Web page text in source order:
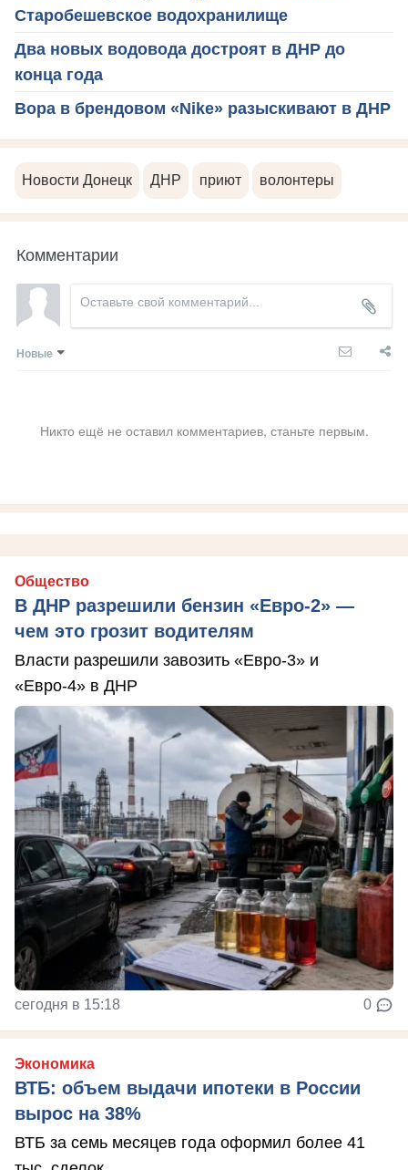
Старобешевское водохранилище
Два новых водовода достроят в ДНР до
конца года
Вора в брендовом «Nike» разыскивают в ДНР
Новости Донецк ДНР приют волонтеры
Комментарии
Новые
Никто ещё не оставил комментариев, станьте первым.
Общество
В ДНР разрешили бензин «Евро-2» —
чем это грозит водителям
Власти разрешили завозить «Евро-3» и
«Евро-4» в ДНР
сегодня в 15:18 0
Экономика
ВТБ: объем выдачи ипотеки в России
вырос на 38%
ВТБ за семь месяцев года оформил более 41